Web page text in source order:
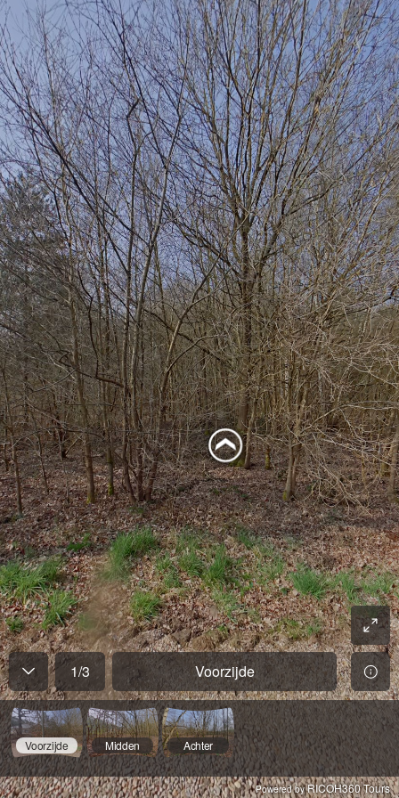
1/3 Voorzijde
Voorzijde Midden Achter
Powered byRICOH360 Tours